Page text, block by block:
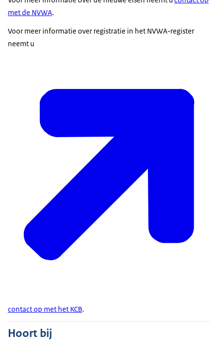
met de NVWA.
Voor meer informatie over registratie in het NVWA-register
neemt u
contact op met het KCB.
Hoort bij